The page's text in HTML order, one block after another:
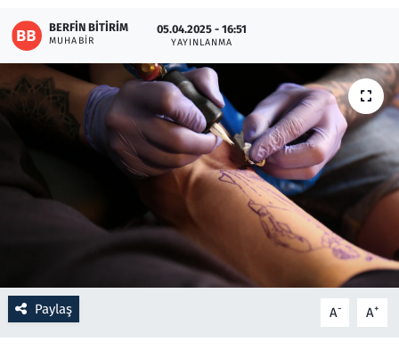
BERFIN BITIRIM
MUHABIR
05.04.2025 - 16:51
YAYINLANMA
Paylaş A- A+
Oyun
Ramazan
Rüya Tabirleri
Savunma Sanayi